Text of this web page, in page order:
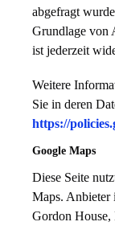
abgefragt
Grundlage von
ist jederzeit
Weitere
Sie in deren
https://
Google Maps
Diese Seite
Maps. Anbieter
Gordon